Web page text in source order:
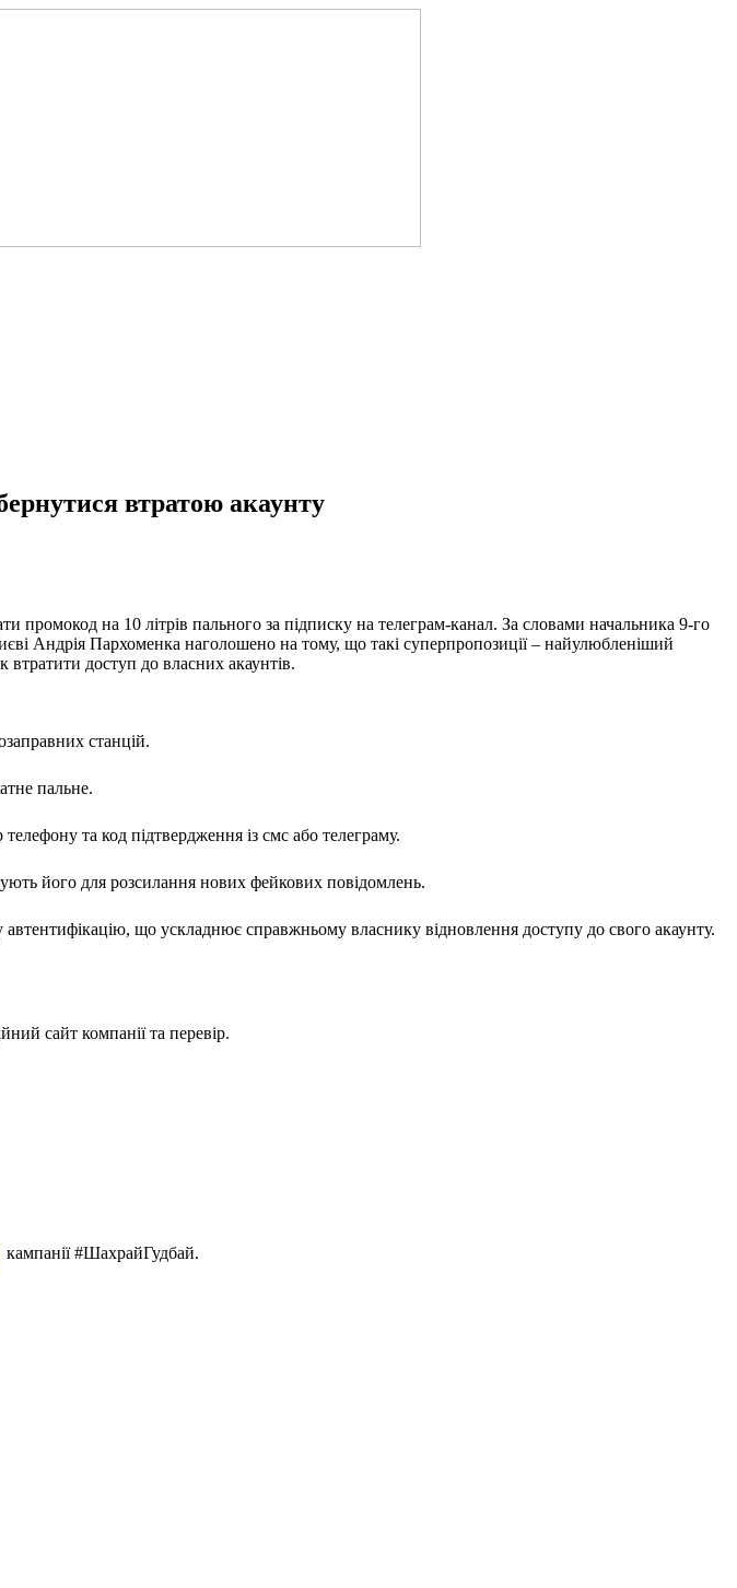
втратою акаунту
на 10 літрів пального за підписку на телеграм-канал. За словами начальника 9-го
Андрія Пархоменка наголошено на тому, що такі суперпропозиції – найулюбленіший
доступ до власних акаунтів.
станцій.
пальне.
та код підтвердження із смс або телеграму.
його для розсилання нових фейкових повідомлень.
що ускладнює справжньому власнику відновлення доступу до свого акаунту.
сайт компанії та перевір.
#ШахрайГудбай.